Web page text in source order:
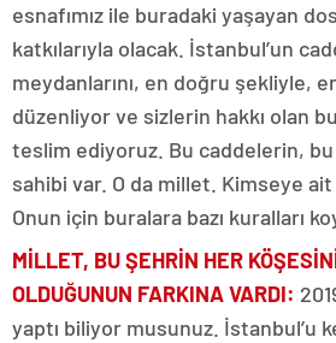
esnafımız ile buradaki yaşayan
katkılarıyla olacak. İstanbul’un
meydanlarını, en doğru şekliyle,
düzenliyor ve sizlerin hakkı olan
teslim ediyoruz. Bu caddelerin,
sahibi var. O da millet. Kimseye
Onun için buralara bazı kuralları
MİLLET, BU ŞEHRİN HER
OLDUĞUNUN FARKINA VARDI:
yaptı biliyor musunuz. İstanbul’u